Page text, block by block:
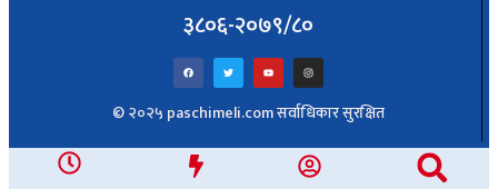
३८०६-२०७९/८०
© २०२५ paschimeli.com सर्वाधिकार सुरक्षित